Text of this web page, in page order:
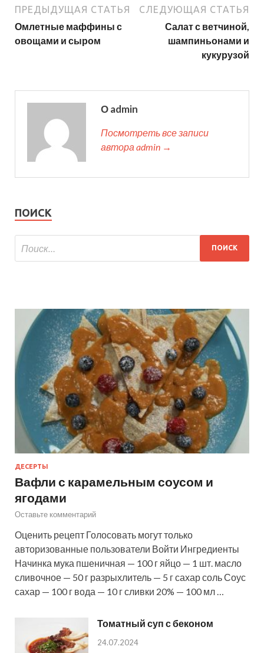
ПРЕДЫДУЩАЯ СТАТЬЯ
Омлетные маффины с
овощами и сыром
СЛЕДУЮЩАЯ СТАТЬЯ
Салат с ветчиной,
шампиньонами и
кукурузой
О admin
Посмотреть все записи
автора admin →
ПОИСК
ДЕСЕРТЫ
Вафли с карамельным соусом и
ягодами
Оставьте комментарий
Оценить рецепт Голосовать могут только
авторизованные пользователи Войти Ингредиенты
Начинка мука пшеничная — 100 г яйцо — 1 шт. масло
сливочное — 50 г разрыхлитель — 5 г сахар соль Соус
сахар — 100 г вода — 10 г сливки 20% — 100 мл …
Томатный суп с беконом
24.07.2024